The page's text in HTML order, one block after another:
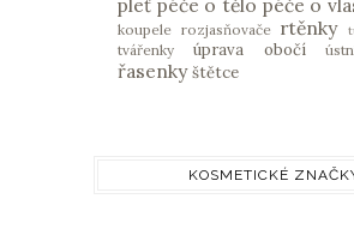
pleť péče o tělo péče o
koupele rozjasňovače rtěnky
tvářenky úprava obočí
řasenky štětce
KOSMETICKÉ